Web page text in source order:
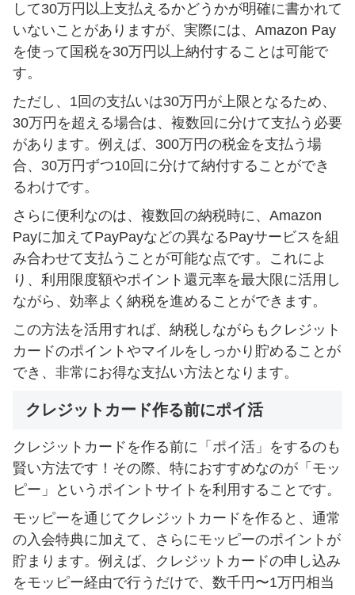
して30万円以上支払えるかどうかが明確に書かれて
いないことがありますが、実際には、Amazon Pay
を使って国税を30万円以上納付することは可能で
す。
ただし、1回の支払いは30万円が上限となるため、
30万円を超える場合は、複数回に分けて支払う必要
があります。例えば、300万円の税金を支払う場
合、30万円ずつ10回に分けて納付することができ
るわけです。
さらに便利なのは、複数回の納税時に、Amazon
Payに加えてPayPayなどの異なるPayサービスを組
み合わせて支払うことが可能な点です。これによ
り、利用限度額やポイント還元率を最大限に活用し
ながら、効率よく納税を進めることができます。
この方法を活用すれば、納税しながらもクレジット
カードのポイントやマイルをしっかり貯めることが
でき、非常にお得な支払い方法となります。
クレジットカード作る前にポイ活
クレジットカードを作る前に「ポイ活」をするのも
賢い方法です！その際、特におすすめなのが「モッ
ピー」というポイントサイトを利用することです。
モッピーを通じてクレジットカードを作ると、通常
の入会特典に加えて、さらにモッピーのポイントが
貯まります。例えば、クレジットカードの申し込み
をモッピー経由で行うだけで、数千円〜1万円相当